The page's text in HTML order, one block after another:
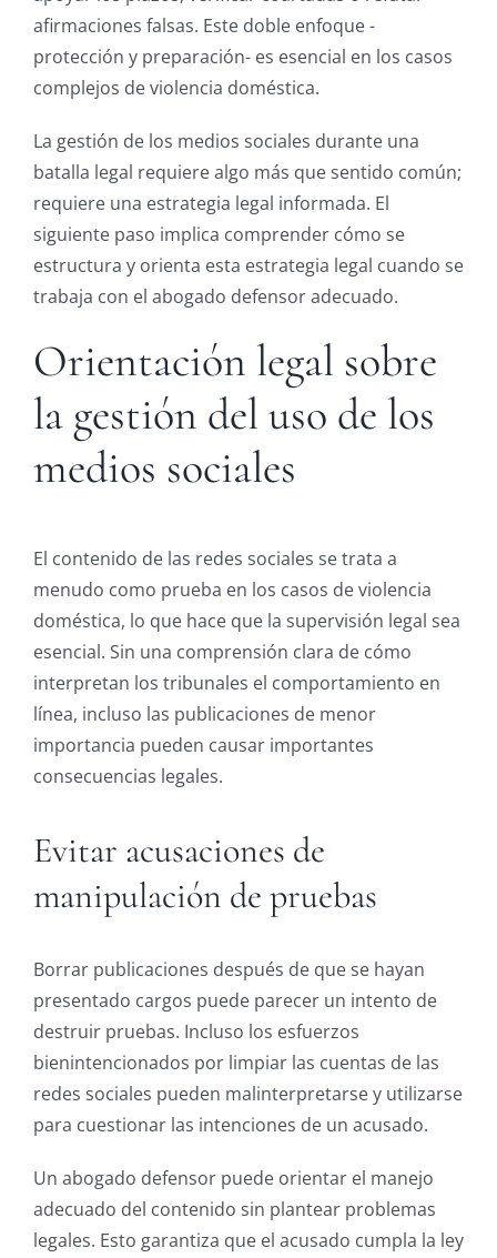
afirmaciones falsas. Este doble enfoque -
protección y preparación- es esencial en los casos
complejos de violencia doméstica.
La gestión de los medios sociales durante una
batalla legal requiere algo más que sentido común;
requiere una estrategia legal informada. El
siguiente paso implica comprender cómo se
estructura y orienta esta estrategia legal cuando se
trabaja con el abogado defensor adecuado.
Orientación legal sobre
la gestión del uso de los
medios sociales
El contenido de las redes sociales se trata a
menudo como prueba en los casos de violencia
doméstica, lo que hace que la supervisión legal sea
esencial. Sin una comprensión clara de cómo
interpretan los tribunales el comportamiento en
línea, incluso las publicaciones de menor
importancia pueden causar importantes
consecuencias legales.
Evitar acusaciones de
manipulación de pruebas
Borrar publicaciones después de que se hayan
presentado cargos puede parecer un intento de
destruir pruebas. Incluso los esfuerzos
bienintencionados por limpiar las cuentas de las
redes sociales pueden malinterpretarse y utilizarse
para cuestionar las intenciones de un acusado.
Un abogado defensor puede orientar el manejo
adecuado del contenido sin plantear problemas
legales. Esto garantiza que el acusado cumpla la ley